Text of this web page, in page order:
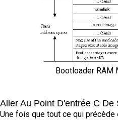
Bootloader RAM
Aller Au Point D'entrée C De
Une fois que tout ce qui